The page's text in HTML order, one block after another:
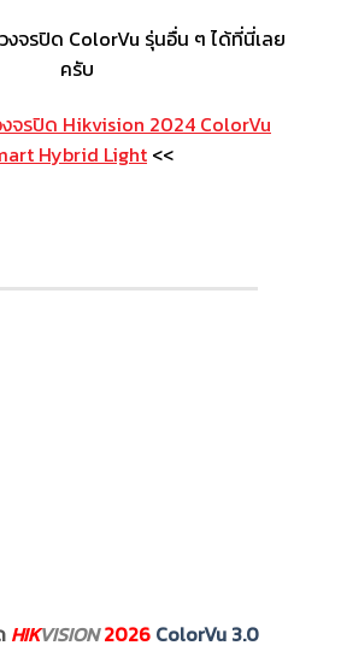
งจรปิด ColorVu รุ่นอื่น ๆ ได้ที่นี่เลย
ครับ
งจรปิด Hikvision 2024 ColorVu
Hybrid Light <<
HIKVISION 2026 ColorVu 3.0